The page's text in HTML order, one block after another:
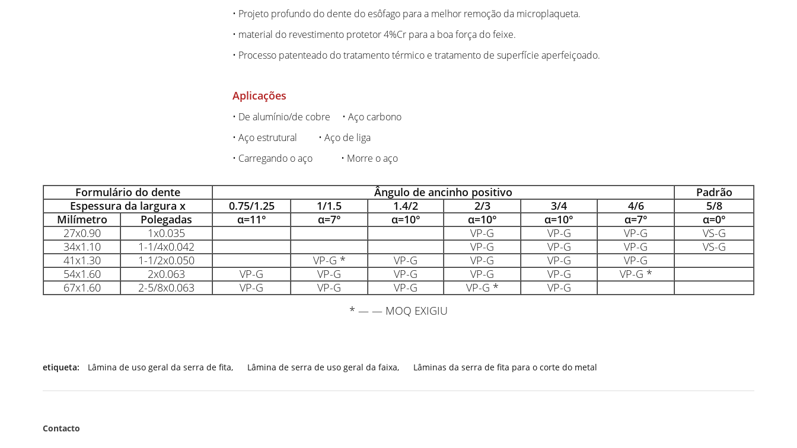
• Projeto profundo do dente do esôfago para a melhor remoção da microplaqueta.
• material do revestimento protetor 4%Cr para a boa força do feixe.
• Processo patenteado do tratamento térmico e tratamento de superfície aperfeiçoado.
Aplicações
• De alumínio/de cobre • Aço carbono
• Aço estrutural • Aço de liga
• Carregando o aço • Morre o aço
Formulário do dente Ângulo de ancinho positivo
Padrão
Espessura da largura x
0.75/1.25 1/1.5 1.4/2 2/3 3/4 4/6
5/8
Milímetro
Polegadas α=11° α=7° α=10° α=10° α=10° α=7°
α=0°
27x0.90
1x0.035 VP-G VP-G VP-G
VS-G
34x1.10
1-1/4x0.042 VP-G VP-G VP-G
VS-G
41x1.30
1-1/2x0.050 VP-G * VP-G VP-G VP-G
VP-G
54x1.60
2x0.063 VP-G VP-G VP-G VP-G VP-G VP-G *
67x1.60
2-5/8x0.063 VP-G VP-G VP-G VP-G *
VP-G
* — — MOQ EXIGIU
etiqueta: Lâmina de uso geral da serra de fita, Lâmina de serra de uso geral da faixa, Lâminas da serra de fita para o corte do metal
Contacto